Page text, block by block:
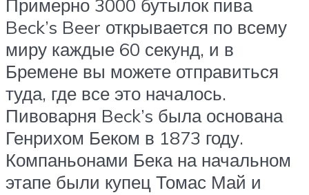
Примерно 3000 бутылок пива
Beck’s Beer открывается по всему
миру каждые 60 секунд, и в
Бремене вы можете отправиться
туда, где все это началось.
Пивоварня Beck’s была основана
Генрихом Беком в 1873 году.
Компаньонами Бека на начальном
этапе были купец Томас Май и